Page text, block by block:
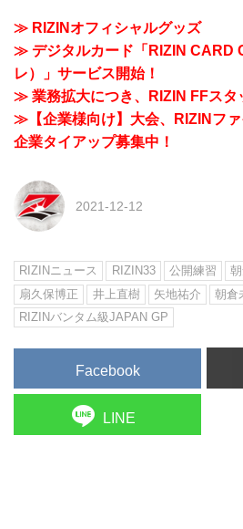
≫ RIZINオフィシャルグッズ
≫ デジタルカード「RIZIN CARD
レ）」サービス開始！
≫ 業務拡大につき、RIZIN FFスタ
≫【企業様向け】大会、RIZINフ
企業タイアップ募集中！
2021-12-12
RIZINニュース RIZIN33 公開練習
扇久保博正
井上直樹 矢地祐介
朝倉
RIZINバンタム級JAPAN GP
Facebook
LINE